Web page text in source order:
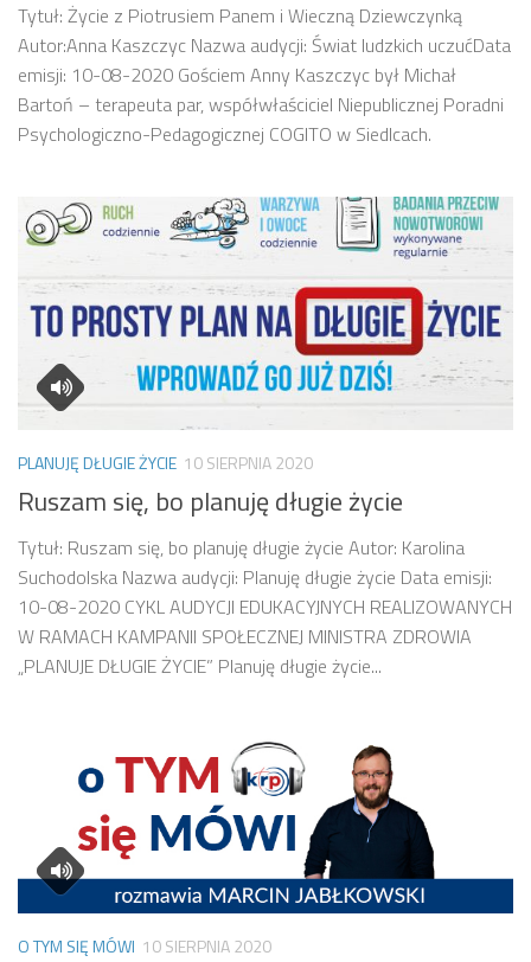
Tytuł: Życie z Piotrusiem Panem i Wieczną Dziewczynką
Autor:Anna Kaszczyc Nazwa audycji: Świat ludzkich uczućData
emisji: 10-08-2020 Gościem Anny Kaszczyc był Michał
Bartoń – terapeuta par, współwłaściciel Niepublicznej Poradni
Psychologiczno-Pedagogicznej COGITO w Siedlcach.
PLANUJĘ DŁUGIE ŻYCIE 10 SIERPNIA 2020
Ruszam się, bo planuję długie życie
Tytuł: Ruszam się, bo planuję długie życie Autor: Karolina
Suchodolska Nazwa audycji: Planuję długie życie Data emisji:
10-08-2020 CYKL AUDYCJI EDUKACYJNYCH REALIZOWANYCH
W RAMACH KAMPANII SPOŁECZNEJ MINISTRA ZDROWIA
„PLANUJE DŁUGIE ŻYCIE” Planuję długie życie...
O TYM SIĘ MÓWI 10 SIERPNIA 2020